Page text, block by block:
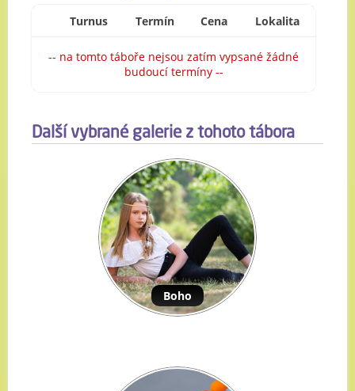
Turnus Termín Cena Lokalita
-- na tomto táboře nejsou zatím vypsané žádné
budoucí termíny --
Další vybrané galerie z tohoto tábora
Boho